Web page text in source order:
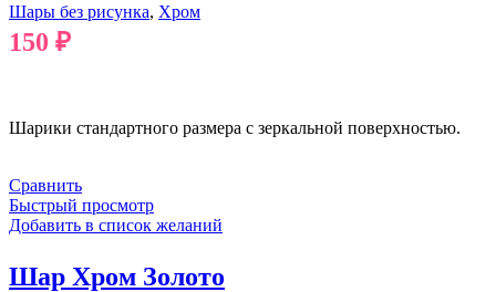
Шары без рисунка, Хром
150 ₽
Шарики стандартного размера с зеркальной поверхностью.
Сравнить
Быстрый просмотр
Добавить в список желаний
Шар Хром Золото